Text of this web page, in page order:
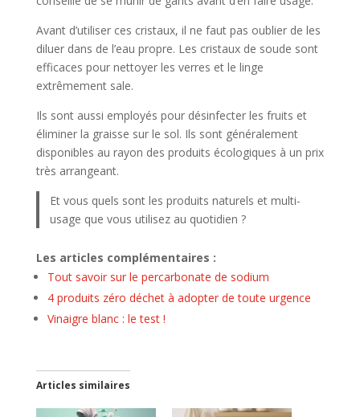
Avant d’utiliser ces cristaux, il ne faut pas oublier de les
diluer dans de l’eau propre. Les cristaux de soude sont
efficaces pour nettoyer les verres et le linge
extrêmement sale.
Ils sont aussi employés pour désinfecter les fruits et
éliminer la graisse sur le sol. Ils sont généralement
disponibles au rayon des produits écologiques à un prix
très arrangeant.
Et vous quels sont les produits naturels et multi-
usage que vous utilisez au quotidien ?
Les articles complémentaires :
Tout savoir sur le percarbonate de sodium
4 produits zéro déchet à adopter de toute urgence
Vinaigre blanc : le test !
Articles similaires